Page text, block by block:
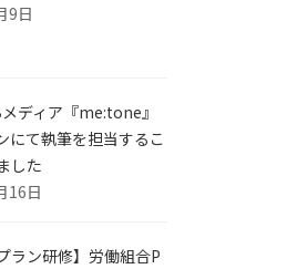
9日
ディア『me:tone』
にて執筆を担当するこ
した
16日
ラン研修】労働組合P